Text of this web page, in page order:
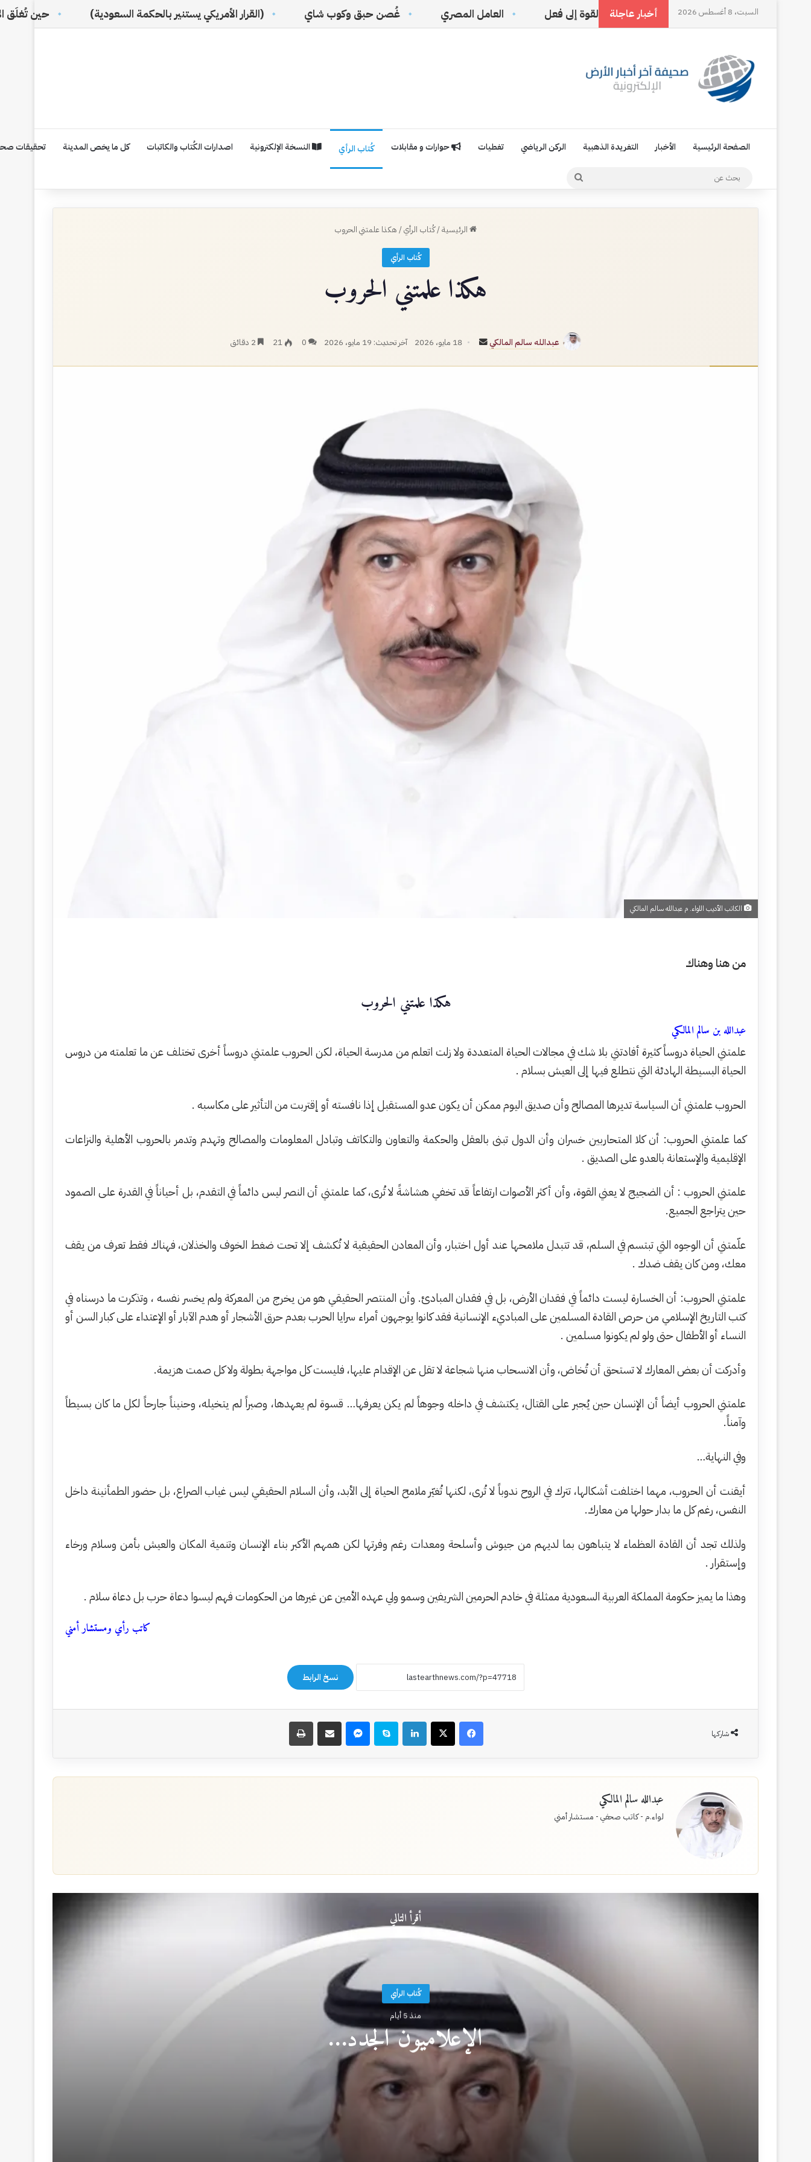
السبت، 8 أغسطس 2026 أخبار عاجلة الرقم ثلاثة حين تتحول القوة إلى فعل ‏العامل المصري غُصن حبق وكوب شاي (القرار الأمريكي يستنير بالحكمة السعودية) حين تُغلَق الأبواب… تبدأ
الصفحة الرئيسية الأخبار التغريدة الذهبية الركن الرياضي تغطيات حوارات و مقابلات كُتاب الرأي النسخة الإلكترونية اصدارات الكُتاب والكاتبات كل ما يخص المدينة تحقيقات
بحث
الرئيسية/كُتاب الرأي/ هكذا علمتني الحروب
كُتاب الرأي
هكذا علمتني الحروب
عبدالله سالم المالكي
أرسل
إلكترونيا
18 مايو، 2026 آخر تحديث: 19 مايو، 2026 0
21
الكاتب الأديب اللواء. م عبدالله سالم المالكي
من هنا وهناك
هكذا علمتني الحروب
عبدالله بن سالم المالكي
علمتني الحياة دروساً كثيرة أفادتني بلا شك في مجالات الحياة المتعددة ولا زلت اتعلم من مدرسة الحياة، لكن الحروب علمتني دروساً أخرى تختلف عن ما تعلمته من دروس
الحياة البسيطة الهادئة التي نتطلع فيها إلى العيش بسلام .
الحروب علمتني أن السياسة تديرها المصالح وأن صديق اليوم ممكن أن يكون عدو المستقبل إذا نافسته أو إقتربت من التأثير على مكاسبه .
كما علمتني الحروب: أن كلا المتحاربين خسران وأن الدول تبنى بالعقل والحكمة والتعاون والتكاتف وتبادل المعلومات والمصالح وتهدم وتدمر بالحروب الأهلية والنزاعات
الإقليمية والإستعانة بالعدو على الصديق .
علمتني الحروب : أن الضجيج لا يعني القوة، وأن أكثر الأصوات ارتفاعاً قد تخفي هشاشةً لا تُرى، كما علمتني أن النصر ليس دائماً في التقدم، بل أحياناً في القدرة على الصمود
حين يتراجع الجميع.
علّمتني أن الوجوه التي تبتسم في السلم، قد تتبدل ملامحها عند أول اختبار، وأن المعادن الحقيقية لا تُكشف إلا تحت ضغط الخوف والخذلان، فهناك فقط تعرف من يقف
معك، ومن كان يقف ضدك .
علمتني الحروب: أن الخسارة ليست دائماً في فقدان الأرض، بل في فقدان المبادئ. وأن المنتصر الحقيقي هو من يخرج من المعركة ولم يخسر نفسه ، وتذكرت ما درسناه في
كتب التاريخ الإسلامي من حرص القادة المسلمين على المباديء الإنسانية فقد كانوا يوجهون أمراء سرايا الحرب بعدم حرق الأشجار أو هدم الآبار أو الإعتداء على كبار السن أو
النساء أو الأطفال حتى ولو لم يكونوا مسلمين .
وأدركت أن بعض المعارك لا تستحق أن تُخاض، وأن الانسحاب منها شجاعة لا تقل عن الإقدام عليها، فليست كل مواجهة بطولة ولا كل صمت هزيمة.
علمتني الحروب أيضاً أن الإنسان حين يُجبر على القتال، يكتشف في داخله وجوهاً لم يكن يعرفها… قسوة لم يعهدها، وصبراً لم يتخيله، وحنيناً جارحاً لكل ما كان بسيطاً
وآمناً.
وفي النهاية…
أيقنت أن الحروب، مهما اختلفت أشكالها، تترك في الروح ندوباً لا تُرى، لكنها تُغيّر ملامح الحياة إلى الأبد، وأن السلام الحقيقي ليس غياب الصراع، بل حضور الطمأنينة داخل
النفس، رغم كل ما بدار حولها من معارك.
ولذلك تجد أن القادة العظماء لا يتباهون بما لديهم من جيوش وأسلحة ومعدات رغم وفرتها لكن همهم الأكبر بناء الإنسان وتنمية المكان والعيش بأمن وسلام ورخاء
وإستقرار .
وهذا ما يميز حكومة المملكة العربية السعودية ممثلة في خادم الحرمين الشريفين وسمو ولي عهده الأمين عن غيرها من الحكومات فهم ليسوا دعاة حرب بل دعاة سلام .
كاتب رأي ومستشار أمني
نسخ الرابط
شاركها
فيسبوك‫X لينكدإن سكايب ماسنجر مشاركة عبر البريد طباعة
عبدالله سالم المالكي
لواء.م - كاتب صحفي - مستشار أمني
أقرأ التالي
كُتاب الرأي
منذ 5 أيام
الإعلاميون الجدد…